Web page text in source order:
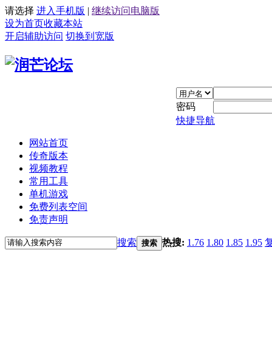
请选择 进入手机版 | 继续访问电脑版
设为首页收藏本站
开启辅助访问 切换到宽版
密码
快捷导航
网站首页
传奇版本
视频教程
常用工具
单机游戏
免费列表空间
免责声明
搜索 搜索 热搜: 1.76 1.80 1.85 1.95